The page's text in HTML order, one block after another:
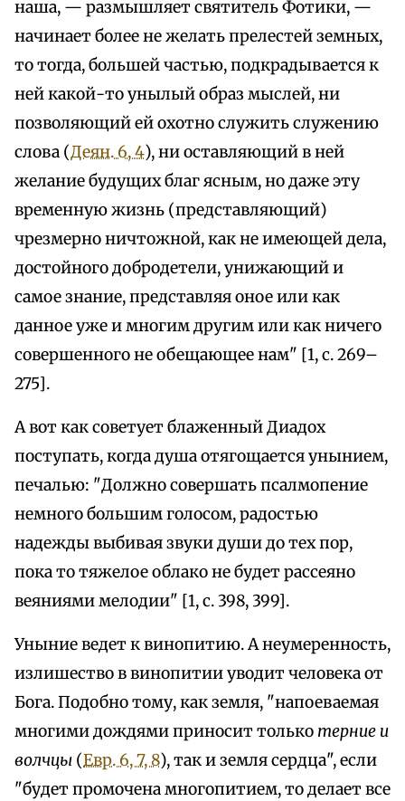
наша, — размышляет святитель Фотики, —
начинает более не желать прелестей земных,
то тогда, большей частью, подкрадывается к
ней какой-то унылый образ мыслей, ни
позволяющий ей охотно служить служению
слова (Деян. 6, 4), ни оставляющий в ней
желание будущих благ ясным, но даже эту
временную жизнь (представляющий)
чрезмерно ничтожной, как не имеющей дела,
достойного добродетели, унижающий и
самое знание, представляя оное или как
данное уже и многим другим или как ничего
совершенного не обещающее нам" [1, с. 269–
275].
А вот как советует блаженный Диадох
поступать, когда душа отягощается унынием,
печалью: "Должно совершать псалмопение
немного большим голосом, радостью
надежды выбивая звуки души до тех пор,
пока то тяжелое облако не будет рассеяно
веяниями мелодии" [1, с. 398, 399].
Уныние ведет к винопитию. А неумеренность,
излишество в винопитии уводит человека от
Бога. Подобно тому, как земля, "напоеваемая
многими дождями приносит только терние и
волчцы (Евр. 6, 7, 8), так и земля сердца", если
"будет промочена многопитием, то делает все